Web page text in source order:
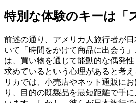
特別な体験のキーは「
前述の通り、アメリカ人旅行者が
いて「時間をかけて商品に出会う
は、買い物を通じて能動的な偶発
求めているという心理があると考
リカでは、小売店やネット通販に
り、目的の既製品を最短距離で手